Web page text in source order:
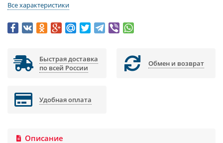
Все характеристики
Быстрая доставка
по всей России
Обмен и возврат
Удобная оплата
Описание